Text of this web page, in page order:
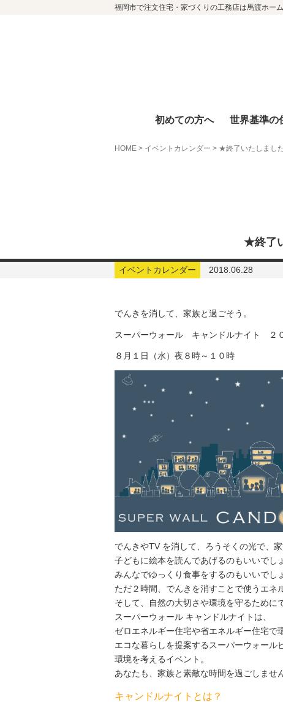
福岡市で注文住宅・家づくりの工務店は馬渡ホー
初めての方へ 世界基準の
HOME > イベントカレンダー > ★終了いたしまし
★終了
イベントカレンダー 2018.06.28
でんきを消して、家族と過ごそう。
スーパーウォール キャンドルナイト ２
８月１日（水）夜８時～１０時
でんきやTV を消して、ろうそくの光で、
子どもに絵本を読んであげるのもいいでし
みんなでゆっくり食事をするのもいいでし
ただ２時間、でんきを消すことで使うエネ
そして、自然の大切さや環境を守るために
スーパーウォール キャンドルナイトは、
ゼロエネルギー住宅や省エネルギー住宅で
エコな暮らしを提案するスーパーウォール
環境を考えるイベント。
あなたも、家族と素敵な時間を過ごしませ
キャンドルナイトとは？